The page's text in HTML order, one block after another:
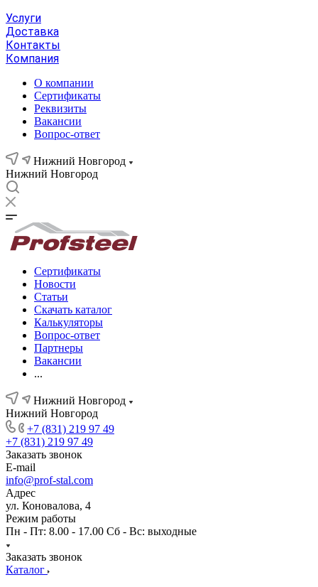
Услуги
Доставка
Контакты
Компания
О компании
Сертификаты
Реквизиты
Вакансии
Вопрос-ответ
Нижний Новгород
Нижний Новгород
Сертификаты
Новости
Статьи
Скачать каталог
Калькуляторы
Вопрос-ответ
Партнеры
Вакансии
...
Нижний Новгород
Нижний Новгород
+7 (831) 219 97 49
+7 (831) 219 97 49
Заказать звонок
E-mail
info@prof-stal.com
Адрес
ул. Коновалова, 4
Режим работы
Пн - Пт: 8.00 - 17.00 Сб - Вс: выходные
Заказать звонок
Каталог